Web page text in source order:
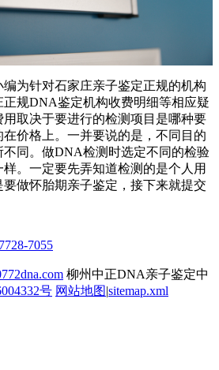
编为针对石家庄亲子鉴定正规的机构
规DNA鉴定机构收费明细等相应疑
用取决于要进行的检测项目是哪种要
价格上。一并要说的是，不同目的
不同。做DNA检测时选定不同的检验
。一定要先弄知道检测的是个人用
做怀胎期亲子鉴定，接下来就提交
7055
柳州中正DNA亲子鉴定中
号 网站地图|sitemap.xml